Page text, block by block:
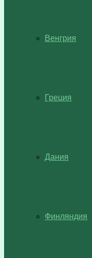
Венгрия
Греция
Дания
Финляндия